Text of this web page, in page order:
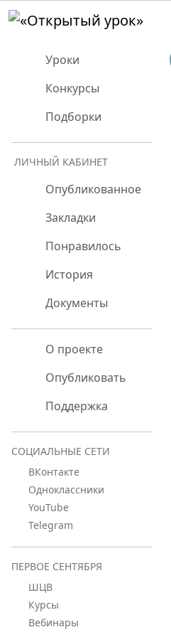
Уроки
Конкурсы
Подборки
ЛИЧНЫЙ КАБИНЕТ
Опубликованное
Закладки
Понравилось
История
Документы
О проекте
Опубликовать
Поддержка
СОЦИАЛЬНЫЕ СЕТИ
ВКонтакте
Одноклассники
YouTube
Telegram
ПЕРВОЕ СЕНТЯБРЯ
ШЦВ
Курсы
Вебинары